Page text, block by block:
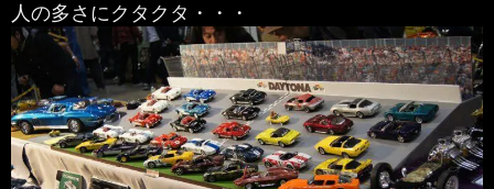
人の多さにクタクタ・・・